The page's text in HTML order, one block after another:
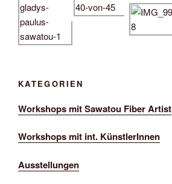
KATEGORIEN
Workshops mit Sawatou Fiber Artist
Workshops mit int. KünstlerInnen
Ausstellungen